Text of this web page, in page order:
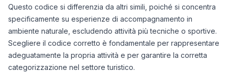
Questo codice si differenzia da altri simili, poiché si concentra
specificamente su esperienze di accompagnamento in
ambiente naturale, escludendo attività più tecniche o sportive.
Scegliere il codice corretto è fondamentale per rappresentare
adeguatamente la propria attività e per garantire la corretta
categorizzazione nel settore turistico.